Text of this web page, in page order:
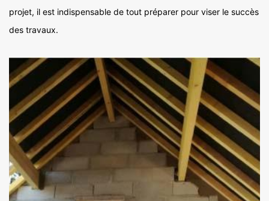
projet, il est indispensable de tout préparer pour viser le succès
des travaux.